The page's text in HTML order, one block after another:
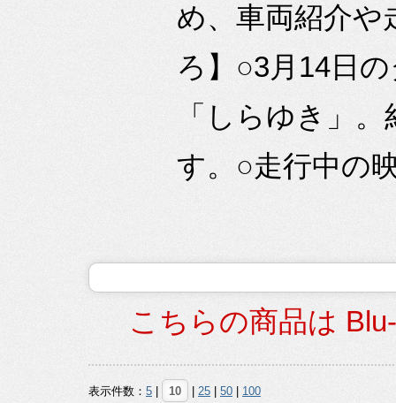
め、車両紹介や
ろ】○3月14日
「しらゆき」
す。○走行中の
こちらの商品は
表示件数： 5 10 25 50 100